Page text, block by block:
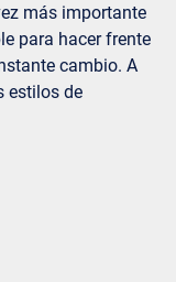
más importante
para hacer frente
cambio. A
estilos de